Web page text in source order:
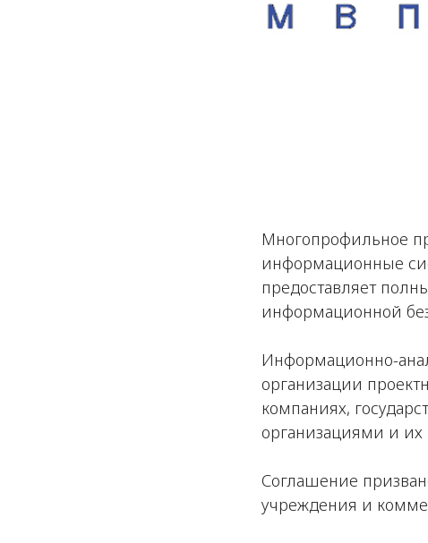
Многопрофильное
информационные
предоставляет
информационной
Информационно-
организации
компаниях,
организациями и
Соглашение
учреждения и